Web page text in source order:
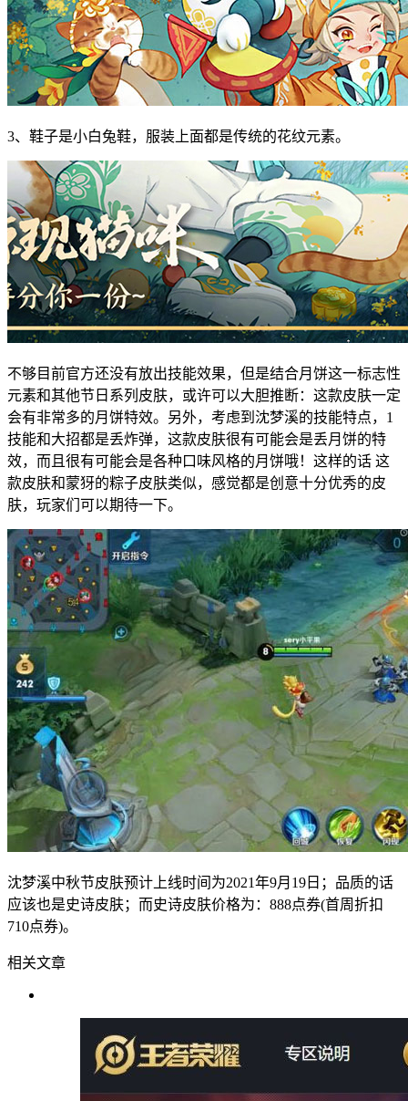
3、鞋子是小白兔鞋，服装上面都是传统的花纹元素。
不够目前官方还没有放出技能效果，但是结合月饼这一标志性
元素和其他节日系列皮肤，或许可以大胆推断：这款皮肤一定
会有非常多的月饼特效。另外，考虑到沈梦溪的技能特点，1
技能和大招都是丢炸弹，这款皮肤很有可能会是丢月饼的特
效，而且很有可能会是各种口味风格的月饼哦！这样的话 这
款皮肤和蒙犽的粽子皮肤类似，感觉都是创意十分优秀的皮
肤，玩家们可以期待一下。
沈梦溪中秋节皮肤预计上线时间为2021年9月19日；品质的话
应该也是史诗皮肤；而史诗皮肤价格为：888点券(首周折扣
710点券)。
相关文章